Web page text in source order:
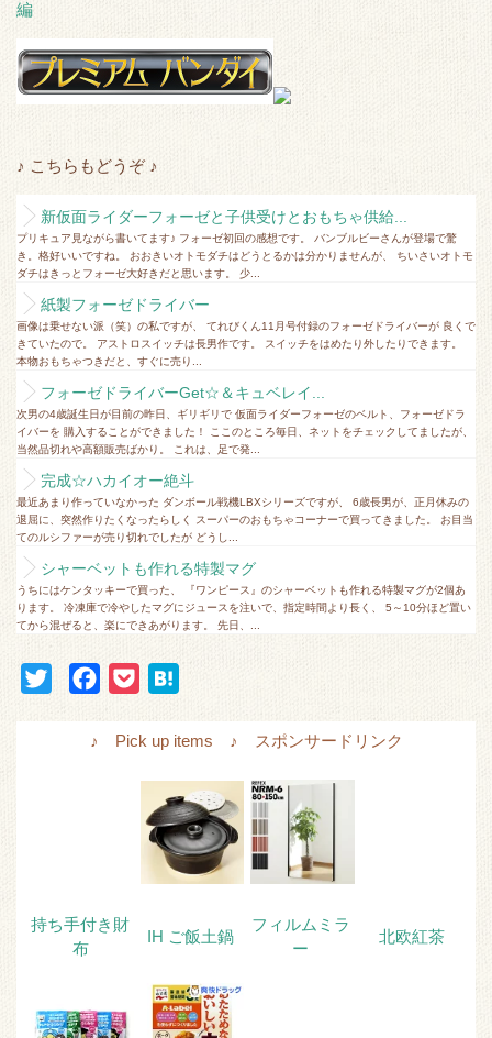
編
♪ こちらもどうぞ ♪
新仮面ライダーフォーゼと子供受けとおもちゃ供給...
プリキュア見ながら書いてます♪ フォーゼ初回の感想です。 バンブルビーさんが登場で驚
き。格好いいですね。 おおきいオトモダチはどうとるかは分かりませんが、 ちいさいオトモ
ダチはきっとフォーゼ大好きだと思います。 少...
紙製フォーゼドライバー
画像は乗せない派（笑）の私ですが、 てれびくん11月号付録のフォーゼドライバーが 良くで
きていたので。 アストロスイッチは長男作です。 スイッチをはめたり外したりできます。
本物おもちゃつきだと、すぐに売り...
フォーゼドライバーGet☆＆キュベレイ...
次男の4歳誕生日が目前の昨日、ギリギリで 仮面ライダーフォーゼのベルト、フォーゼドラ
イバーを 購入することができました！ ここのところ毎日、ネットをチェックしてましたが、
当然品切れや高額販売ばかり。 これは、足で発...
完成☆ハカイオー絶斗
最近あまり作っていなかった ダンボール戦機LBXシリーズですが、 6歳長男が、正月休みの
退屈に、突然作りたくなったらしく スーパーのおもちゃコーナーで買ってきました。 お目当
てのルシファーが売り切れでしたが どうし...
シャーベットも作れる特製マグ
うちにはケンタッキーで買った、 『ワンピース』のシャーベットも作れる特製マグが2個あ
ります。 冷凍庫で冷やしたマグにジュースを注いで、指定時間より長く、 5～10分ほど置い
てから混ぜると、楽にできあがります。 先日、...
c
t
n
a
♪ Pick up items ♪ スポンサードリンク
持ち手付き財
布
IH ご飯土鍋
フィルムミラ
ー
北欧紅茶